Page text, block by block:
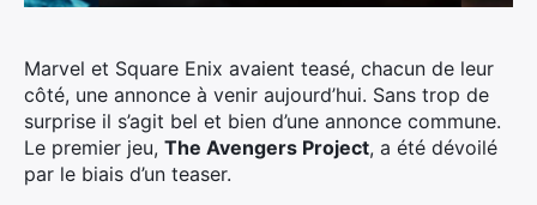
Marvel et Square Enix avaient teasé, chacun de leur
côté, une annonce à venir aujourd’hui. Sans trop de
surprise il s’agit bel et bien d’une annonce commune.
Le premier jeu, The Avengers Project, a été dévoilé
par le biais d’un teaser.